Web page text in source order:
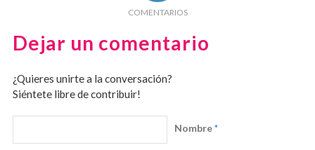
COMENTARIOS
Dejar un comentario
¿Quieres unirte a la conversación?
Siéntete libre de contribuir!
Nombre*